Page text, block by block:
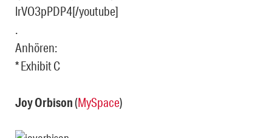
lrVO3pPDP4[/youtube]
.
Anhören:
* Exhibit C
Joy Orbison(MySpace)